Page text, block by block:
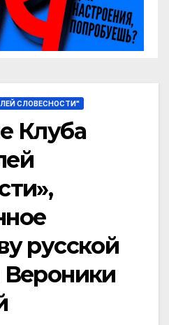
СЛОВЕСНОСТИ"
Клуба
русской
Вероники